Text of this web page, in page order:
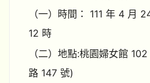
（一）時間： 111 年 4 月
12 時
（二）地點:桃園婦女館
路 147 號)